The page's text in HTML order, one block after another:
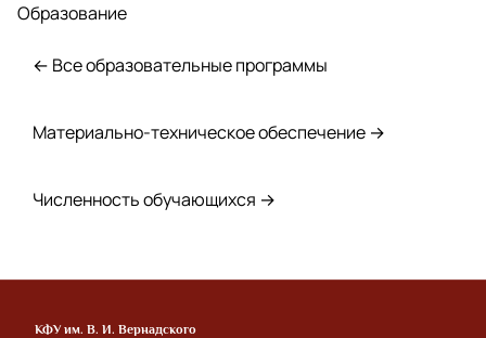
Образование
← Все образовательные программы
Материально-техническое обеспечение →
Численность обучающихся →
КФУ им. В. И. Вернадского